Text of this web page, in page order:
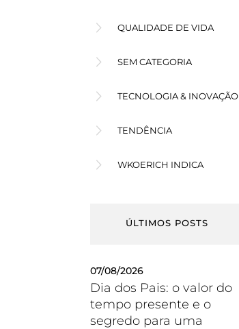
QUALIDADE DE VIDA
SEM CATEGORIA
TECNOLOGIA & INOVAÇÃO
TENDÊNCIA
WKOERICH INDICA
ÚLTIMOS POSTS
07/08/2026
Dia dos Pais: o valor do
tempo presente e o
segredo para uma